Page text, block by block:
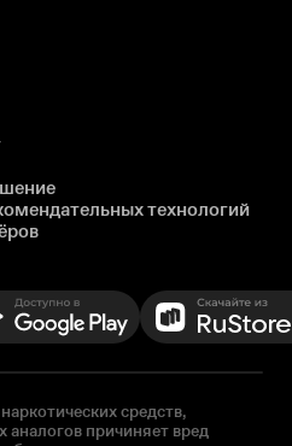
технологий
средств,
аналогов причиняет вред